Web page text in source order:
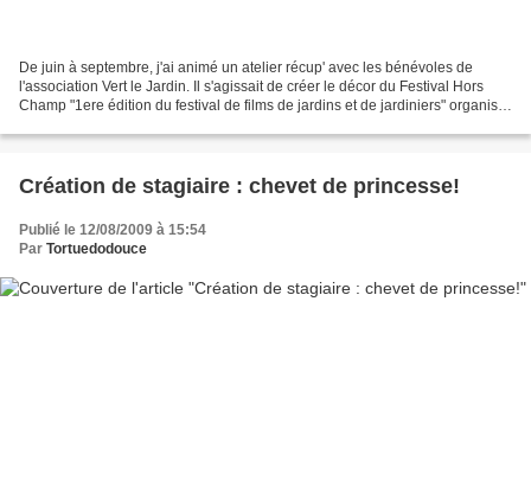
De juin à septembre, j'ai animé un atelier récup' avec les bénévoles de
l'association Vert le Jardin. Il s'agissait de créer le décor du Festival Hors
Champ "1ere édition du festival de films de jardins et de jardiniers" organisé
Création de stagiaire : chevet de princesse!
Publié le 12/08/2009 à 15:54
Par Tortuedodouce